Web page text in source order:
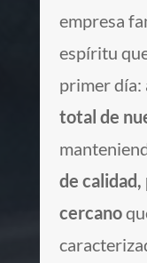
empresa
espíritu
primer
total de
de
cercano